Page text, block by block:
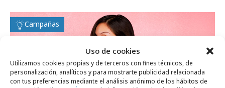
Uso de cookies
Utilizamos cookies propias y de terceros con fines técnicos, de
personalización, analíticos y para mostrarte publicidad relacionada
con tus preferencias mediante el análisis anónimo de los hábitos de
Campañas